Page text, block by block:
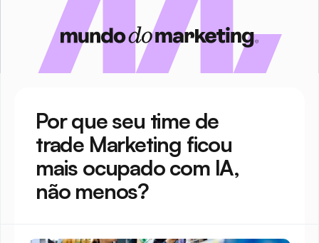
Por que seu time de
trade Marketing ficou
mais ocupado com IA,
não menos?